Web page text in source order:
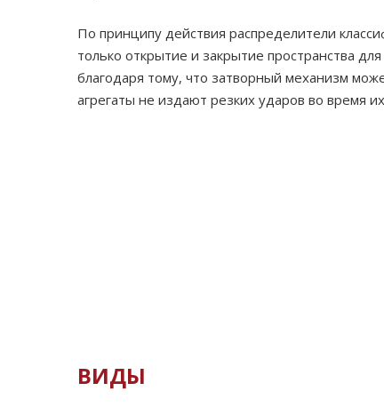
По принципу действия распределители
только открытие и закрытие пространства
благодаря тому, что затворный механизм
агрегаты не издают резких ударов во время
ВИДЫ